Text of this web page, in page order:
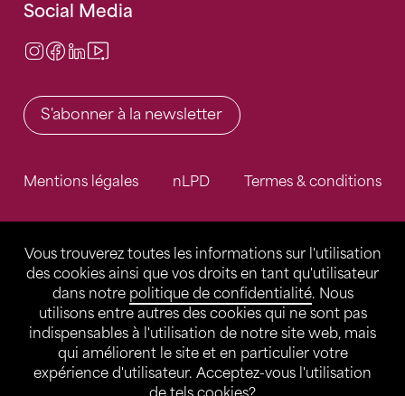
Vous trouverez toutes les informations sur l'utilisation
des cookies ainsi que vos droits en tant qu'utilisateur
dans notre politique de confidentialité. Nous
utilisons entre autres des cookies qui ne sont pas
indispensables à l'utilisation de notre site web, mais
qui améliorent le site et en particulier votre
expérience d'utilisateur. Acceptez-vous l'utilisation
Social Media
Instagram
Facebook
LinkedIn
S'abonner à la newsletter
Mentions légales nLPD Termes & conditions